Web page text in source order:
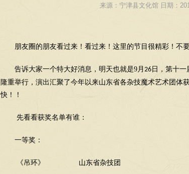
来源：宁津县文化馆 日期：
朋友圈的朋友看过来！看过来！这里的节目很精彩！不
告诉大家一个特大好消息，明天也就是9月 26 日，第十
隆重举行，演出汇聚了今年以来山东省各杂技魔术艺术团体
快！！
先看看获奖名单有谁：
一等奖：
《吊环》 山东省杂技团